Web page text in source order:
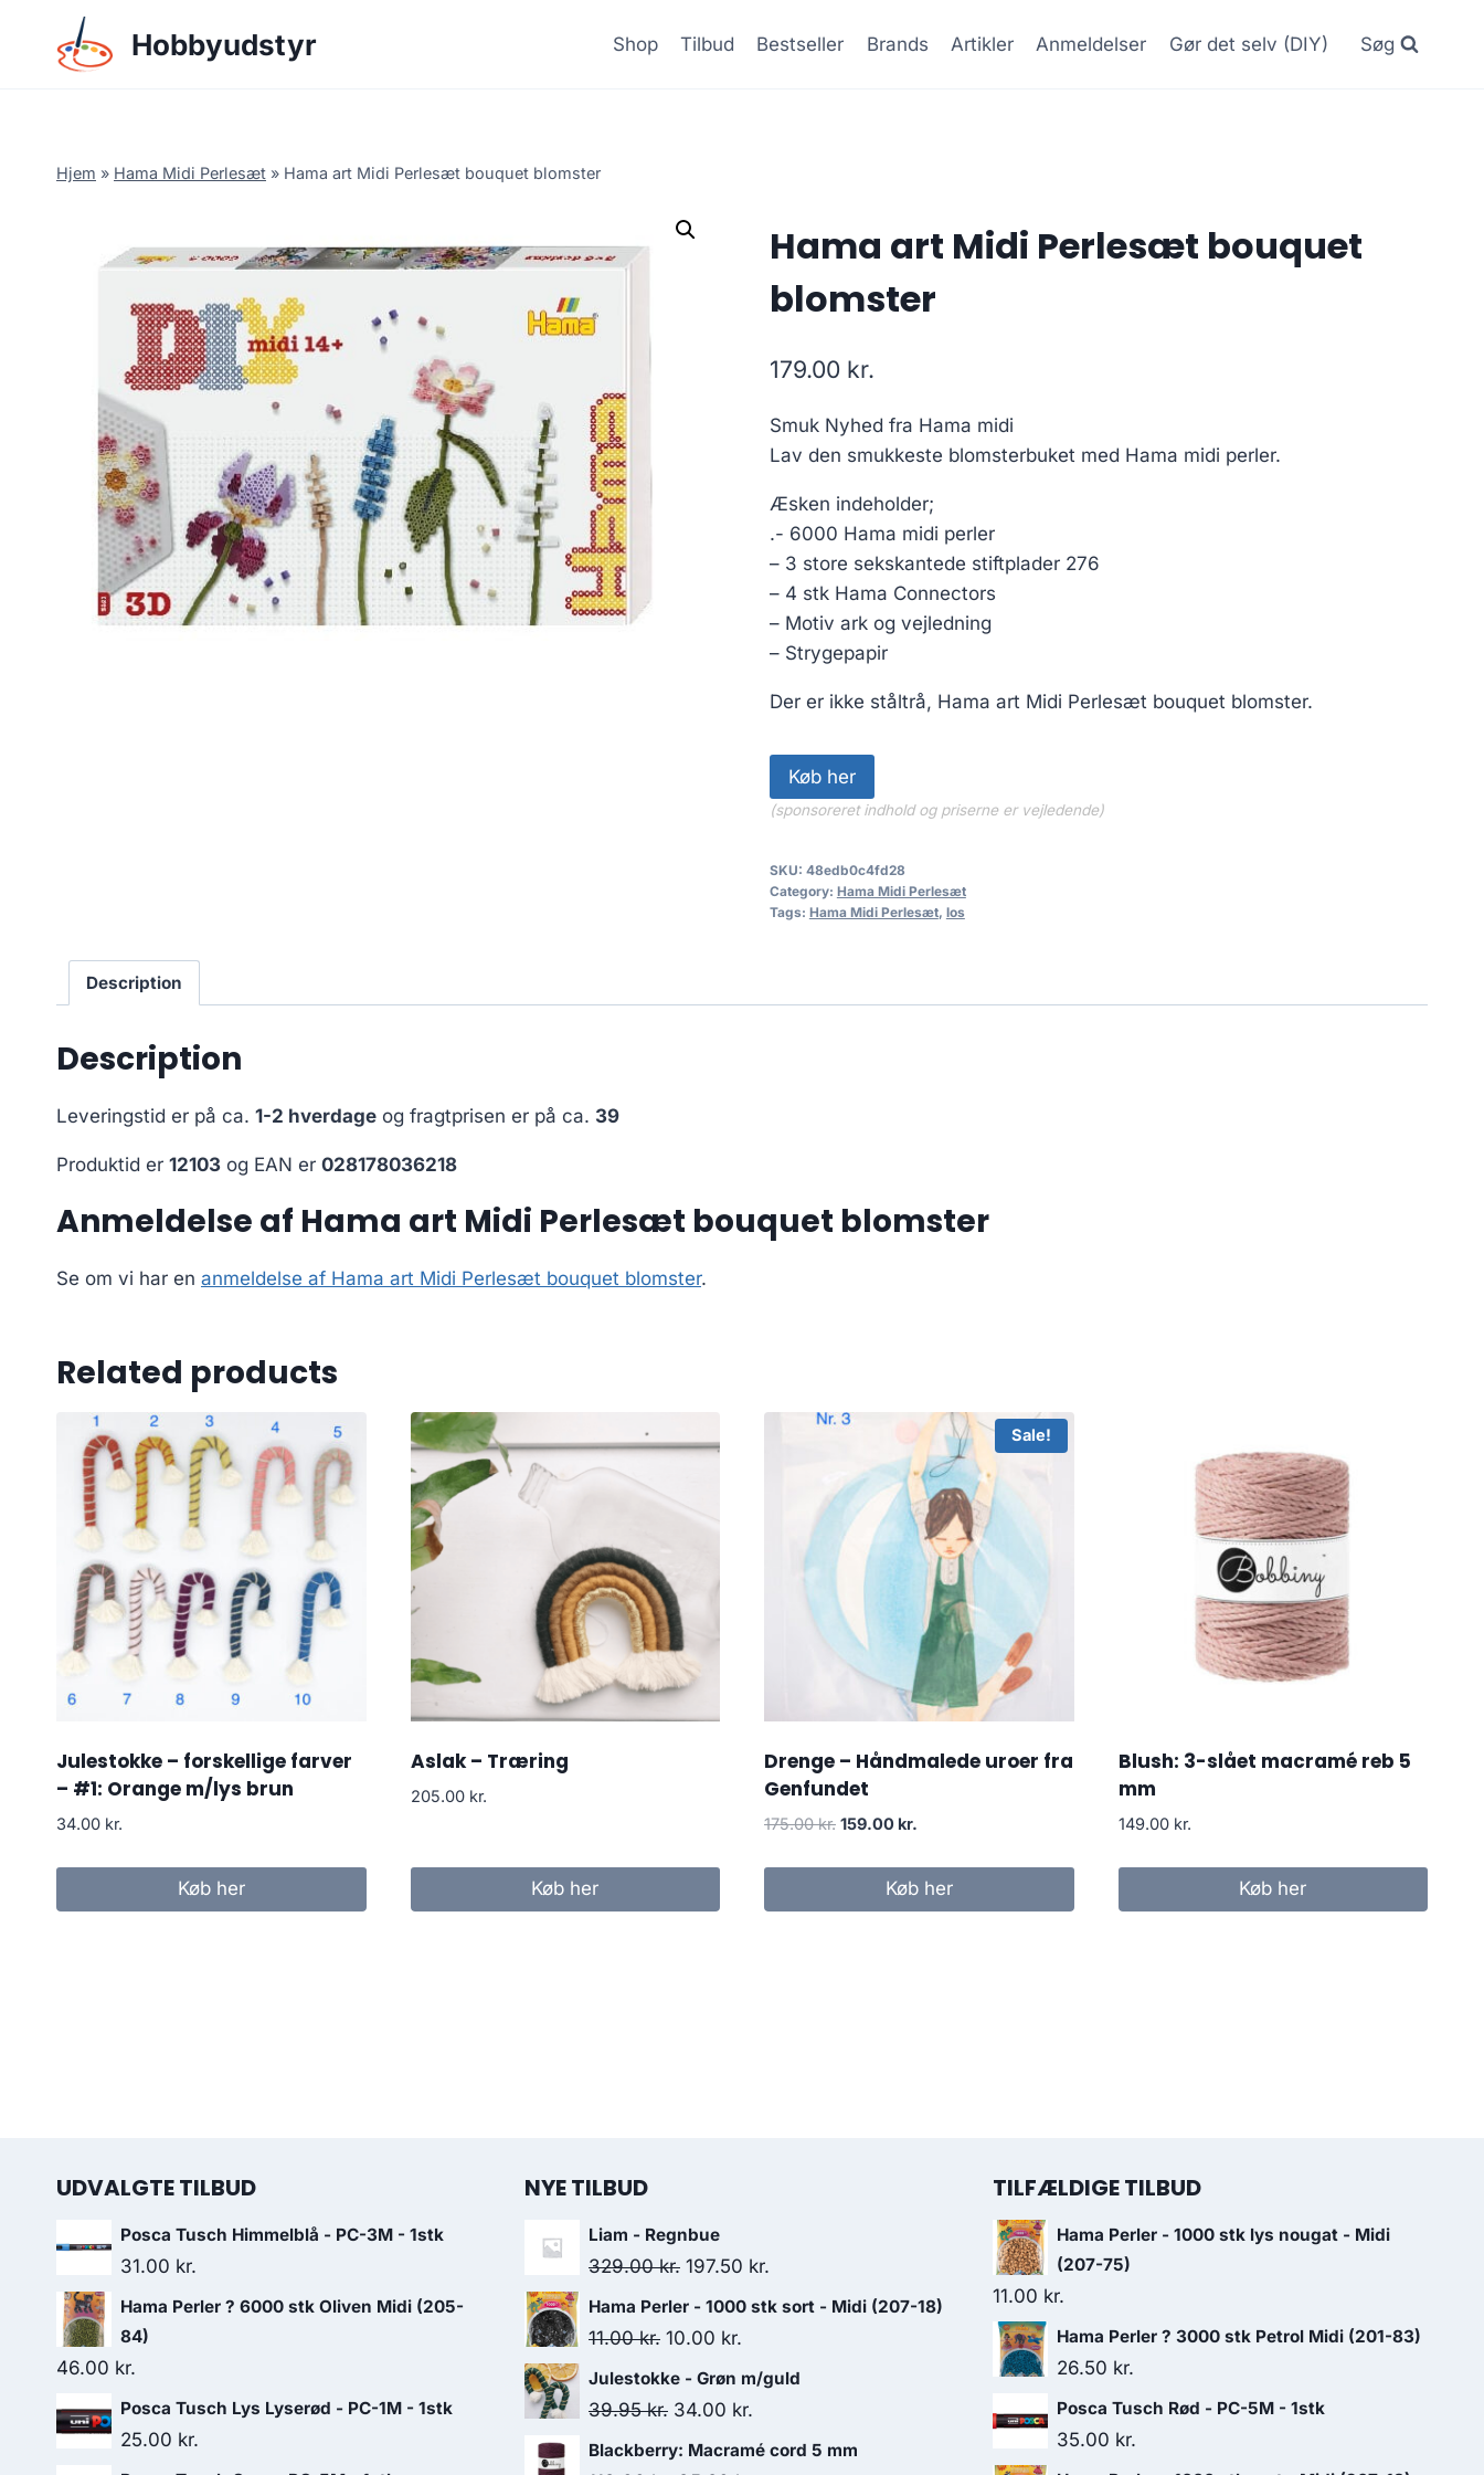
content
Hobbyudstyr Shop Tilbud Bestseller Brands Artikler Anmeldelser Gør det selv (DIY) Søg
Hjem » Hama Midi Perlesæt » Hama art Midi Perlesæt bouquet blomster
Hama art Midi Perlesæt bouquet
blomster
179.00 kr.
Smuk Nyhed fra Hama midi
Lav den smukkeste blomsterbuket med Hama midi perler.
Æsken indeholder;
.- 6000 Hama midi perler
– 3 store sekskantede stiftplader 276
– 4 stk Hama Connectors
– Motiv ark og vejledning
– Strygepapir
Der er ikke ståltrå, Hama art Midi Perlesæt bouquet blomster.
Køb her
(sponsoreret indhold og priserne er vejledende)
SKU: 48edb0c4fd28
Category: Hama Midi Perlesæt
Tags: Hama Midi Perlesæt, los
Description
Description
Leveringstid er på ca. 1-2 hverdage og fragtprisen er på ca. 39
Produktid er 12103 og EAN er 028178036218
Anmeldelse af Hama art Midi Perlesæt bouquet blomster
Se om vi har en anmeldelse af Hama art Midi Perlesæt bouquet blomster.
Related products
Julestokke – forskellige farver
– #1: Orange m/lys brun
34.00 kr.
Køb her
Aslak – Træring
205.00 kr.
Køb her
Sale!
Drenge – Håndmalede uroer fra
Genfundet
175.00kr. 159.00 kr.
Køb her
Blush: 3-slået macramé reb 5
mm
149.00 kr.
Køb her
UDVALGTE TILBUD
Posca Tusch Himmelblå - PC-3M - 1stk
31.00 kr.
Hama Perler ? 6000 stk Oliven Midi (205-
84)
46.00 kr.
Posca Tusch Lys Lyserød - PC-1M - 1stk
25.00 kr.
NYE TILBUD
Liam - Regnbue
329.00kr. 197.50 kr.
Hama Perler - 1000 stk sort - Midi (207-18)
11.00kr. 10.00 kr.
Julestokke - Grøn m/guld
39.95kr. 34.00 kr.
Blackberry: Macramé cord 5 mm
TILFÆLDIGE TILBUD
Hama Perler - 1000 stk lys nougat - Midi
(207-75)
11.00 kr.
Hama Perler ? 3000 stk Petrol Midi (201-83)
26.50 kr.
Posca Tusch Rød - PC-5M - 1stk
35.00 kr.